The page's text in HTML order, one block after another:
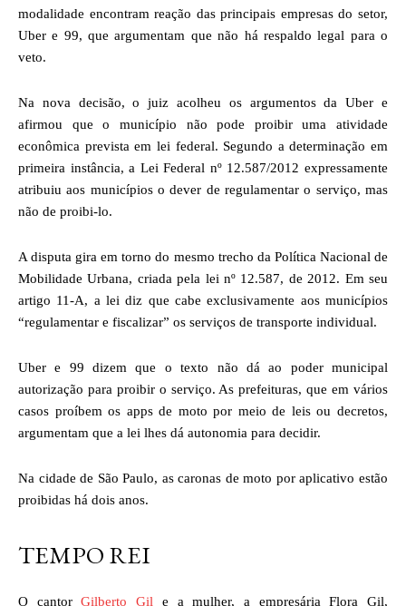
modalidade encontram reação das principais empresas do setor,
Uber e 99, que argumentam que não há respaldo legal para o
veto.
Na nova decisão, o juiz acolheu os argumentos da Uber e
afirmou que o município não pode proibir uma atividade
econômica prevista em lei federal. Segundo a determinação em
primeira instância, a Lei Federal nº 12.587/2012 expressamente
atribuiu aos municípios o dever de regulamentar o serviço, mas
não de proibi-lo.
A disputa gira em torno do mesmo trecho da Política Nacional de
Mobilidade Urbana, criada pela lei nº 12.587, de 2012. Em seu
artigo 11-A, a lei diz que cabe exclusivamente aos municípios
“regulamentar e fiscalizar” os serviços de transporte individual.
Uber e 99 dizem que o texto não dá ao poder municipal
autorização para proibir o serviço. As prefeituras, que em vários
casos proíbem os apps de moto por meio de leis ou decretos,
argumentam que a lei lhes dá autonomia para decidir.
Na cidade de São Paulo, as caronas de moto por aplicativo estão
proibidas há dois anos.
TEMPO REI
O cantorGilberto Gil e a mulher, a empresária Flora Gil,